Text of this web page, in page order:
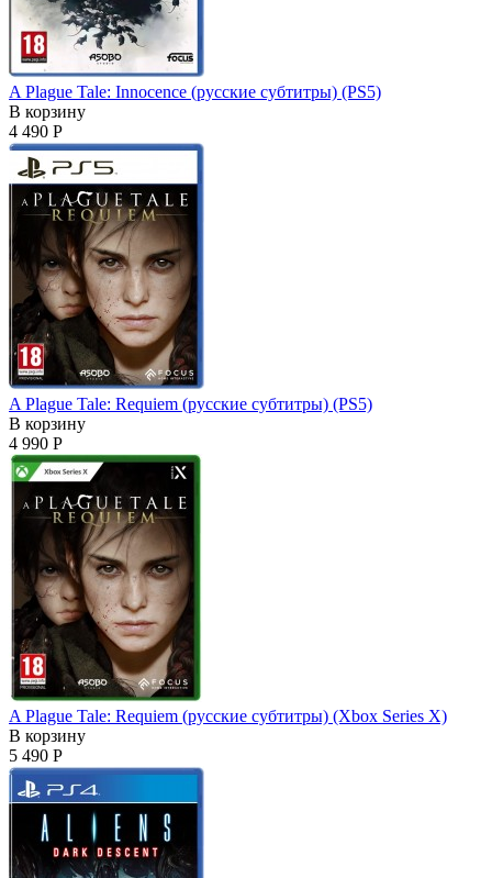
A Plague Tale: Innocence (русские субтитры) (PS5)
В корзину
4 490 Р
A Plague Tale: Requiem (русские субтитры) (PS5)
В корзину
4 990 Р
A Plague Tale: Requiem (русские субтитры) (Xbox Series X)
В корзину
5 490 Р